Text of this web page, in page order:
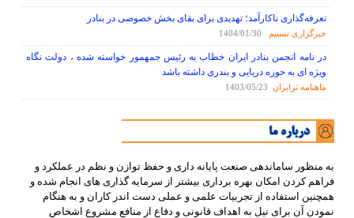
تعرفه‌گذاری ناکارآمد؛ تهدیدی برای بقای بخش خصوصی در بنادر
خبرگزاری تسنیم 1404/01/30
در نامه انجمن بنادر ایران خطاب به رئیس جمهمور خواسته شده ، دولت نگاه
ویژه ای به حوزه دریایی و بندری داشته باشد
ماهنامه ترابران 1403/05/23
به منظور ساماندهی صنعت پایانه داری و حفظ توازن و نظم در عملکرد و
فراهم کردن امکان بهره برداری بیشتر از سرمایه گذاری های انجام شده و
همچنین استفاده از تجربیات علمی و عملی دست اندر کاران و به هنگام
نمودن آن برای نیل به اهداف قانونی و دفاع از منافع مشروع اشخاص